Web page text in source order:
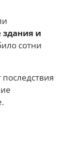
и
сотни